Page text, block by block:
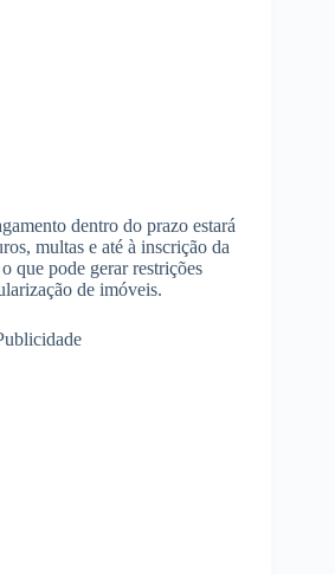
dentro do prazo estará
multas e até à inscrição da
que pode gerar restrições
de imóveis.